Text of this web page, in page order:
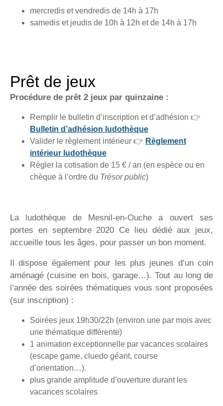
mercredis et vendredis de 14h à 17h
samedis et jeudis de 10h à 12h et de 14h à 17h
Prêt de jeux
Procédure de prêt 2 jeux par quinzaine :
Remplir le bulletin d’inscription et d’adhésion 👉
Bulletin d’adhésion ludothèque
Valider le règlement intérieur 👉 Règlement
intérieur ludothèque
Régler la cotisation de 15 € / an (en espèce ou en
chèque à l’ordre du Trésor public)
La ludothèque de Mesnil-en-Ouche a ouvert ses
portes en septembre 2020 Ce lieu dédié aux jeux,
accueille tous les âges, pour passer un bon moment.
Il dispose également pour les plus jeunes d’un coin
aménagé (cuisine en bois, garage…). Tout au long de
l’année des soirées thématiques vous sont proposées
(sur inscription) :
Soirées jeux 19h30/22h (environ une par mois avec
une thématique différente)
1 animation exceptionnelle par vacances scolaires
(escape game, cluedo géant, course
d’orientation…).
plus grande amplitude d’ouverture durant les
vacances scolaires